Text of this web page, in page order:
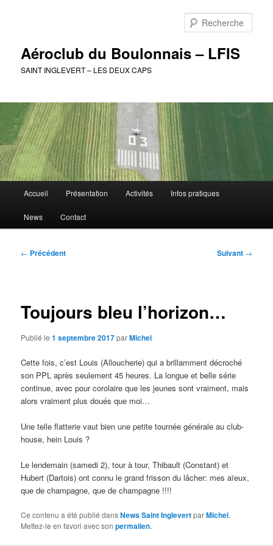
Aéroclub du Boulonnais – LFIS
SAINT INGLEVERT – LES DEUX CAPS
principal
Accueil Présentation Activités Infos pratiques
News Contact
Navigation
← Précédent Suivant →
Toujours bleu l’horizon…
Publié le1 septembre 2017parMichel
Cette fois, c’est Louis (Alloucherie) qui a brillamment décroché
son PPL après seulement 45 heures. La longue et belle série
continue, avec pour corolaire que les jeunes sont vraiment, mais
alors vraiment plus doués que moi…
Une telle flatterie vaut bien une petite tournée générale au club-
house, hein Louis ?
Le lendemain (samedi 2), tour à tour, Thibault (Constant) et
Hubert (Dartois) ont connu le grand frisson du lâcher: mes aïeux,
que de champagne, que de champagne !!!!
Ce contenu a été publié dansNews Saint InglevertparMichel.
Mettez-le en favori avec sonpermalien.